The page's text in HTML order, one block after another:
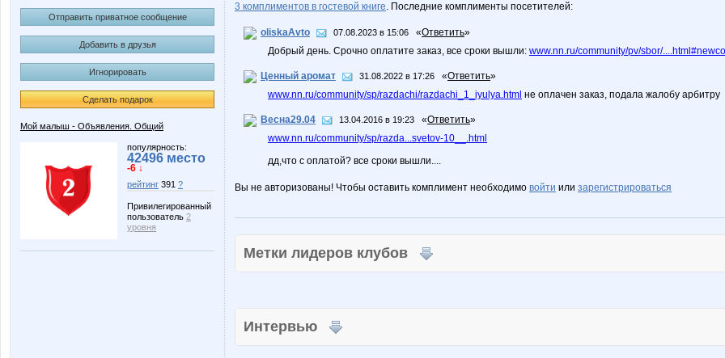
Отправить приватное сообщение
Добавить в друзья
Игнорировать
Сделать подарок
Мой малыш - Объявления. Общий
популярность:
42496 место
-6 ↓
рейтинг 391 ?
Привилегированный
пользователь 2
уровня
3 комплиментов в гостевой книге. Последние комплименты посетителей:
oliskaAvto 07.08.2023 в 15:06 «Ответить»
Добрый день. Срочно оплатите заказ, все сроки вышли: www.nn.ru/community/pv/sbor/
Ценный аромат 31.08.2022 в 17:26 «Ответить»
www.nn.ru/community/sp/razdachi/razdachi_1_iyulya.html не оплачен заказ, подала жалобу арбитру
Весна29.04 13.04.2016 в 19:23 «Ответить»
www.nn.ru/community/sp/razda...svetov-10__.html
дд,что с оплатой? все сроки вышли....
Вы не авторизованы! Чтобы оставить комплимент необходимо войти или зарегистрироваться
Метки лидеров клубов
Интервью